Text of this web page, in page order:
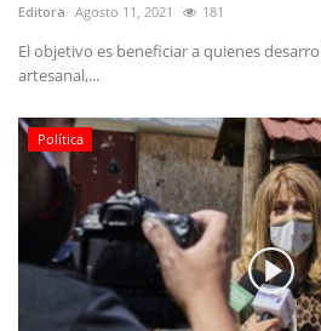
Editora Agosto 11, 2021 181
El objetivo es beneficiar a quienes
artesanal,...
Política